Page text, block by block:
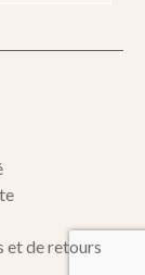
et de retours